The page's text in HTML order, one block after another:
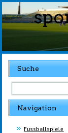
Suche
Navigation
Fussballspiele